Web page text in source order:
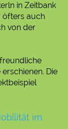
in Zeitbank
öfters auch
von der
Die
im